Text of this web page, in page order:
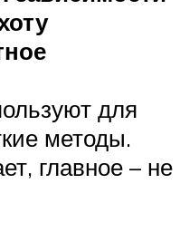
для
методы.
главное – не